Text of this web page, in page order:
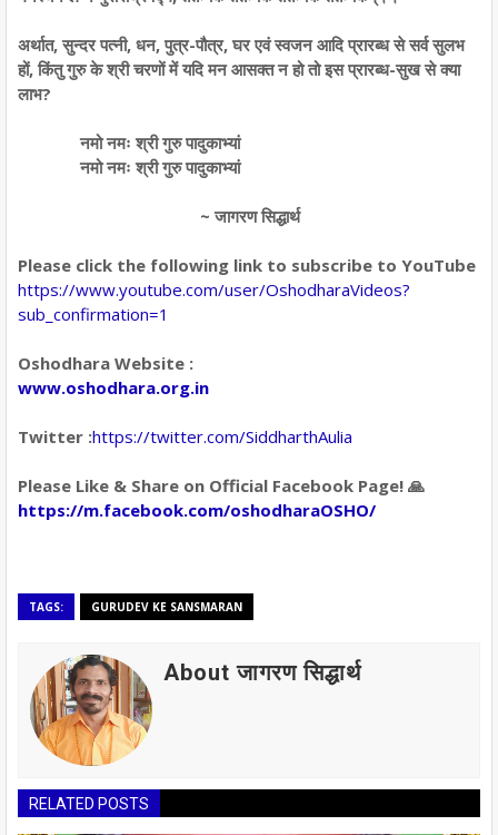
अर्थात, सुन्दर पत्नी, धन, पुत्र-पौत्र, घर एवं स्वजन आदि प्रारब्ध से सर्व सुलभ
हों, किंतु गुरु के श्री चरणों में यदि मन आसक्त न हो तो इस प्रारब्ध-सुख से क्या
लाभ?
नमो नमः श्री गुरु पादुकाभ्यां
नमो नमः श्री गुरु पादुकाभ्यां
~ जागरण सिद्धार्थ
Please click the following link to subscribe to YouTube
https://www.youtube.com/user/OshodharaVideos?
sub_confirmation=1
Oshodhara Website :
www.oshodhara.org.in
Twitter :https://twitter.com/SiddharthAulia
Please Like & Share on Official Facebook Page! 🙏
https://m.facebook.com/oshodharaOSHO/
TAGS: GURUDEV KE SANSMARAN
About जागरण सिद्धार्थ
RELATED POSTS